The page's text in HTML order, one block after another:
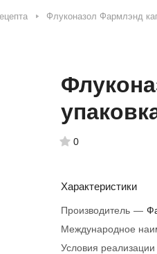
Флуконазол Фармлэнд
0
Характеристики
Производитель —
Международное
Условия реализации